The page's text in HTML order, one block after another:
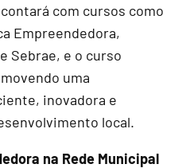
com cursos como
Empreendedora,
Sebrae, e o curso
uma
inovadora e
local.
na Rede Municipal